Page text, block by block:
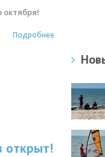
октября!
Подробнее
открыт!